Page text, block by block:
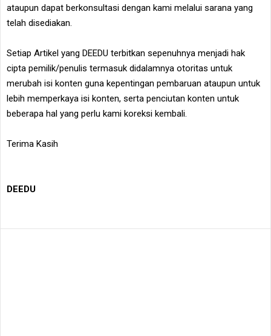
ataupun dapat berkonsultasi dengan kami melalui sarana yang
telah disediakan.
Setiap Artikel yang DEEDU terbitkan sepenuhnya menjadi hak
cipta pemilik/penulis termasuk didalamnya otoritas untuk
merubah isi konten guna kepentingan pembaruan ataupun untuk
lebih memperkaya isi konten, serta penciutan konten untuk
beberapa hal yang perlu kami koreksi kembali.
Terima Kasih
DEEDU